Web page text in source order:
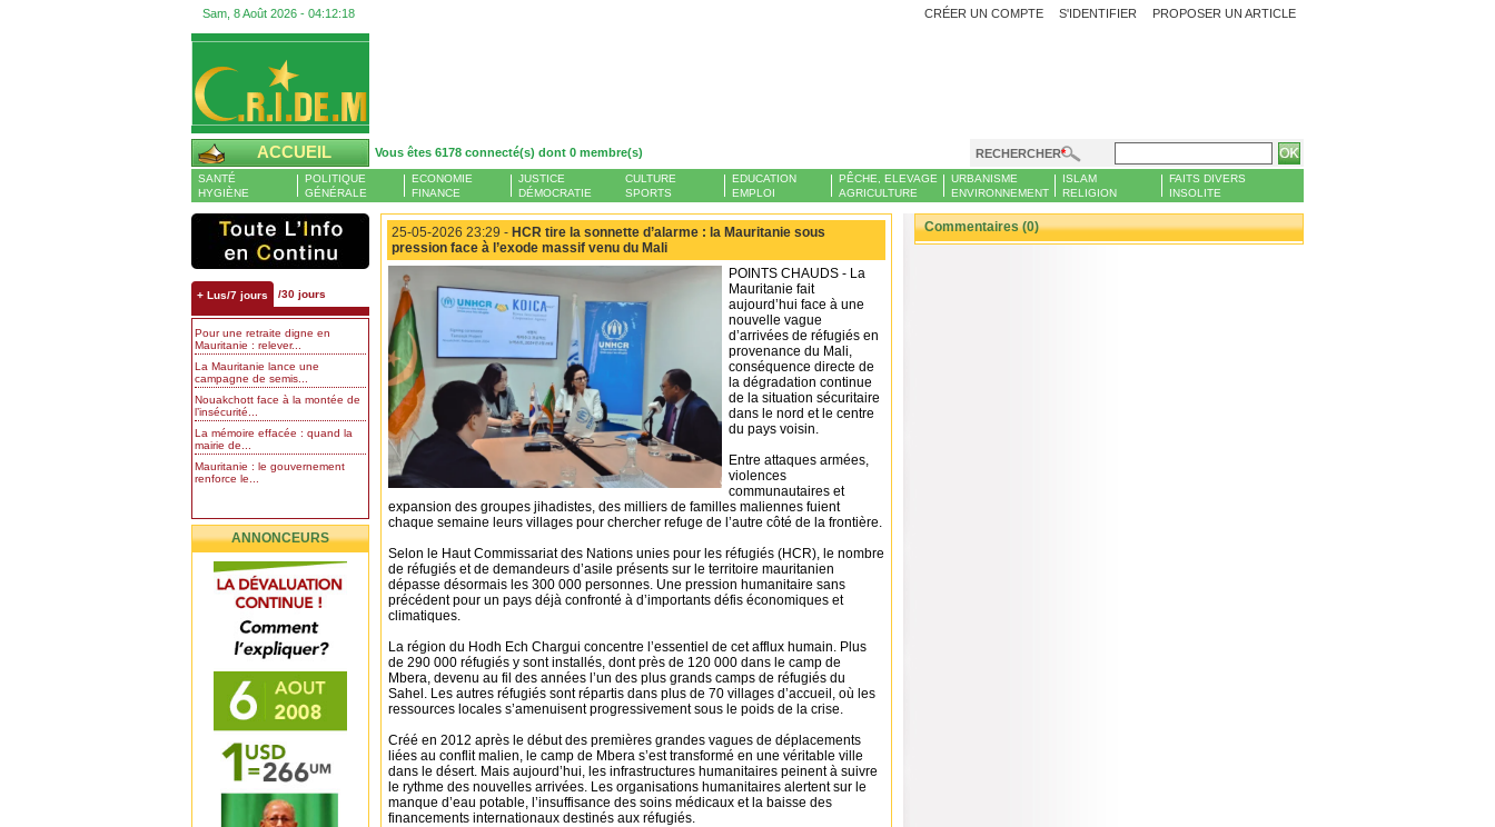
Sam, 8 Août 2026 - 04:12:19 PROPOSER UN ARTICLE
CRÉER UN COMPTE S'IDENTIFIER
ACCUEIL Vous êtes 6178 connecté(s) dont 0 membre(s) RECHERCHER
SANTÉ
HYGIÈNE
POLITIQUE
GÉNÉRALE
ECONOMIE
FINANCE
JUSTICE
DÉMOCRATIE
CULTURE
SPORTS
EDUCATION
EMPLOI
PÊCHE, ELEVAGE
AGRICULTURE
URBANISME
ENVIRONNEMENT
ISLAM
RELIGION
FAITS DIVERS
INSOLITE
+ Lus/7 jours /30 jours
Pour une retraite digne en
Mauritanie : relever...
La Mauritanie lance une
campagne de semis...
Nouakchott face à la montée de
l’insécurité...
La mémoire effacée : quand la
mairie de...
Mauritanie : le gouvernement
renforce le...
ANNONCEURS
25-05-2026 23:29 - HCR tire la sonnette d’alarme : la Mauritanie sous
pression face à l’exode massif venu du Mali
POINTS CHAUDS - La
Mauritanie fait
aujourd’hui face à une
nouvelle vague
d’arrivées de réfugiés en
provenance du Mali,
conséquence directe de
la dégradation continue
de la situation sécuritaire
dans le nord et le centre
du pays voisin.
Entre attaques armées,
violences
communautaires et
expansion des groupes jihadistes, des milliers de familles maliennes fuient
chaque semaine leurs villages pour chercher refuge de l’autre côté de la frontière.
Selon le Haut Commissariat des Nations unies pour les réfugiés (HCR), le nombre
de réfugiés et de demandeurs d’asile présents sur le territoire mauritanien
dépasse désormais les 300 000 personnes. Une pression humanitaire sans
précédent pour un pays déjà confronté à d’importants défis économiques et
climatiques.
La région du Hodh Ech Chargui concentre l’essentiel de cet afflux humain. Plus
de 290 000 réfugiés y sont installés, dont près de 120 000 dans le camp de
Mbera, devenu au fil des années l’un des plus grands camps de réfugiés du
Sahel. Les autres réfugiés sont répartis dans plus de 70 villages d’accueil, où les
ressources locales s’amenuisent progressivement sous le poids de la crise.
Créé en 2012 après le début des premières grandes vagues de déplacements
liées au conflit malien, le camp de Mbera s’est transformé en une véritable ville
dans le désert. Mais aujourd’hui, les infrastructures humanitaires peinent à suivre
le rythme des nouvelles arrivées. Les organisations humanitaires alertent sur le
manque d’eau potable, l’insuffisance des soins médicaux et la baisse des
financements internationaux destinés aux réfugiés.
Commentaires (0)